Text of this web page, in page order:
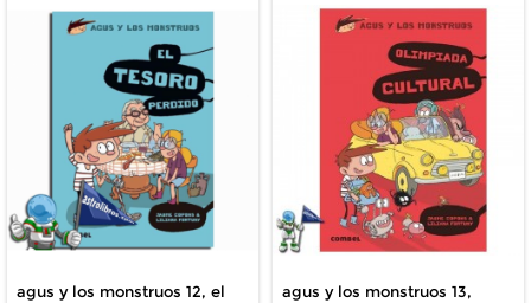
agus y los monstruos 12, el
agus y los monstruos 13,